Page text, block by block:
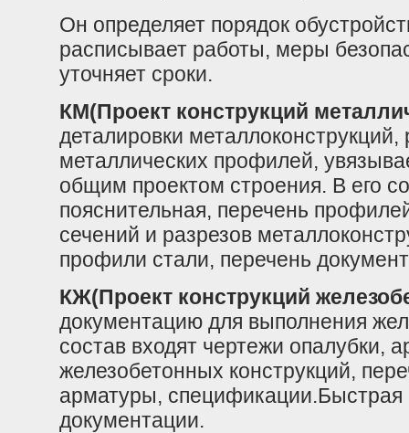
Он определяет порядок
расписывает работы, меры
уточняет сроки.
КМ(Проект конструкций
деталировки
металлических профилей,
общим проектом строения. В его
пояснительная, перечень
сечений и разрезов
профили стали, перечень
КЖ(Проект конструкций
документацию для выполнения
состав входят чертежи опалубки,
железобетонных конструкций,
арматуры, спецификации.Быстрая
документации.